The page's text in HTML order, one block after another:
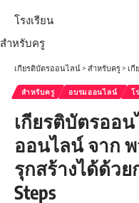
โรงเรียน
สำหรับครู
เกียรติบัตรออนไลน์> สำหรับครู> เกียร
สำหรับครู อบรมออนไลน์ โ
เกียรติบัตรออ
ออนไลน์ จาก
รุกสร้างได้ด้วย
Steps